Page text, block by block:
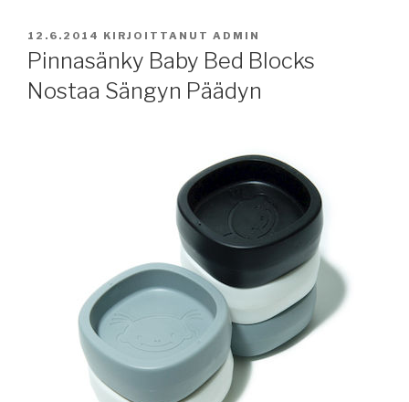
JULKAISTU
12.6.2014 KIRJOITTANUT ADMIN
Pinnasänky Baby Bed Blocks
Nostaa Sängyn Päädyn